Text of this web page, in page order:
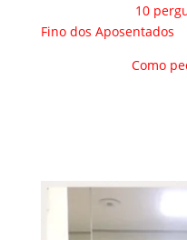
10
Fino dos Aposentados
Como